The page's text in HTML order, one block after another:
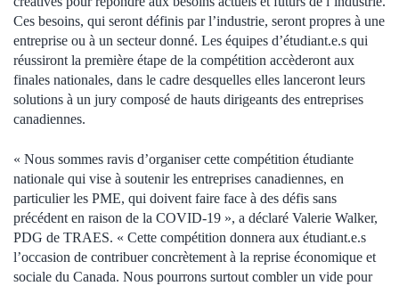
Ces besoins, qui seront définis par l’industrie, seront propres à une
entreprise ou à un secteur donné. Les équipes d’étudiant.e.s qui
réussiront la première étape de la compétition accèderont aux
finales nationales, dans le cadre desquelles elles lanceront leurs
solutions à un jury composé de hauts dirigeants des entreprises
canadiennes.
« Nous sommes ravis d’organiser cette compétition étudiante
nationale qui vise à soutenir les entreprises canadiennes, en
particulier les PME, qui doivent faire face à des défis sans
précédent en raison de la COVID-19 », a déclaré Valerie Walker,
PDG de TRAES. « Cette compétition donnera aux étudiant.e.s
l’occasion de contribuer concrètement à la reprise économique et
sociale du Canada. Nous pourrons surtout combler un vide pour